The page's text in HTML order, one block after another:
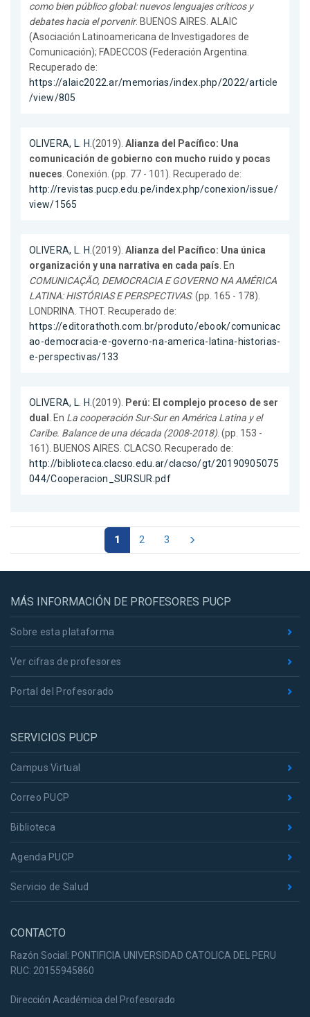
como bien público global: nuevos lenguajes críticos y
debates hacia el porvenir. BUENOS AIRES. ALAIC
(Asociación Latinoamericana de Investigadores de
Comunicación); FADECCOS (Federación Argentina.
Recuperado de:
https://alaic2022.ar/memorias/index.php/2022/article
/view/805
OLIVERA, L. H.(2019).Alianza del Pacífico: Una
comunicación de gobierno con mucho ruido y pocas
nueces. Conexión. (pp. 77 - 101). Recuperado de:
http://revistas.pucp.edu.pe/index.php/conexion/issue/
view/1565
OLIVERA, L. H.(2019).Alianza del Pacífico: Una única
organización y una narrativa en cada país. En
COMUNICAÇÃO, DEMOCRACIA E GOVERNO NA AMÉRICA
LATINA: HISTÓRIAS E PERSPECTIVAS. (pp. 165 - 178).
LONDRINA. THOT. Recuperado de:
https://editorathoth.com.br/produto/ebook/comunicac
ao-democracia-e-governo-na-america-latina-historias-
e-perspectivas/133
OLIVERA, L. H.(2019). Perú: El complejo proceso de ser
dual . En La cooperación Sur-Sur en América Latina y el
Caribe. Balance de una década (2008-2018). (pp. 153 -
161). BUENOS AIRES. CLACSO. Recuperado de:
http://biblioteca.clacso.edu.ar/clacso/gt/20190905075
044/Cooperacion_SURSUR.pdf
1 2 3
MÁS INFORMACIÓN DE PROFESORES PUCP
Sobre esta plataforma
Ver cifras de profesores
Portal del Profesorado
SERVICIOS PUCP
Campus Virtual
Correo PUCP
Biblioteca
Agenda PUCP
Servicio de Salud
CONTACTO
Razón Social: PONTIFICIA UNIVERSIDAD CATOLICA DEL PERU
RUC: 20155945860
Dirección Académica del Profesorado